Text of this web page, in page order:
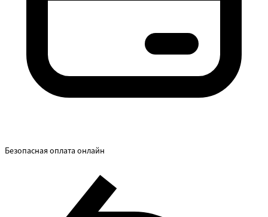
Безопасная оплата онлайн